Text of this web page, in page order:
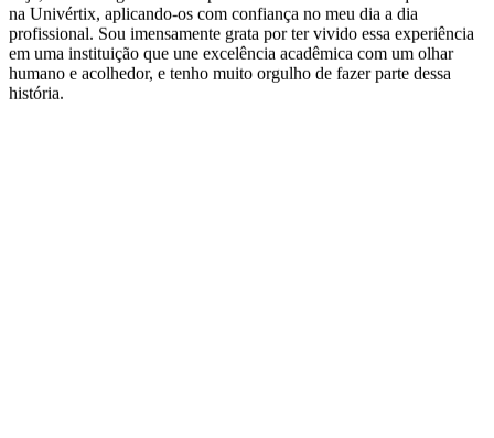
hoje, levo comigo todos os aprendizados e a base sólida que construí
na Univértix, aplicando-os com confiança no meu dia a dia
profissional. Sou imensamente grata por ter vivido essa experiência
em uma instituição que une excelência acadêmica com um olhar
humano e acolhedor, e tenho muito orgulho de fazer parte dessa